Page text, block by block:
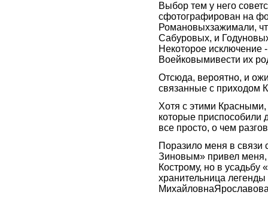
Выбор тем у него
сфотографирован на
Романовыхзажимали,
Сабуровых, и
Некоторое исключение
Воейковымивести их
Отсюда, вероятно, и
связанные с приходом
Хотя с этими
которые приспособили
все просто, о чем
Поразило меня в связи
Зиновым» привел меня,
Кострому, но в усадьбу
хранительница